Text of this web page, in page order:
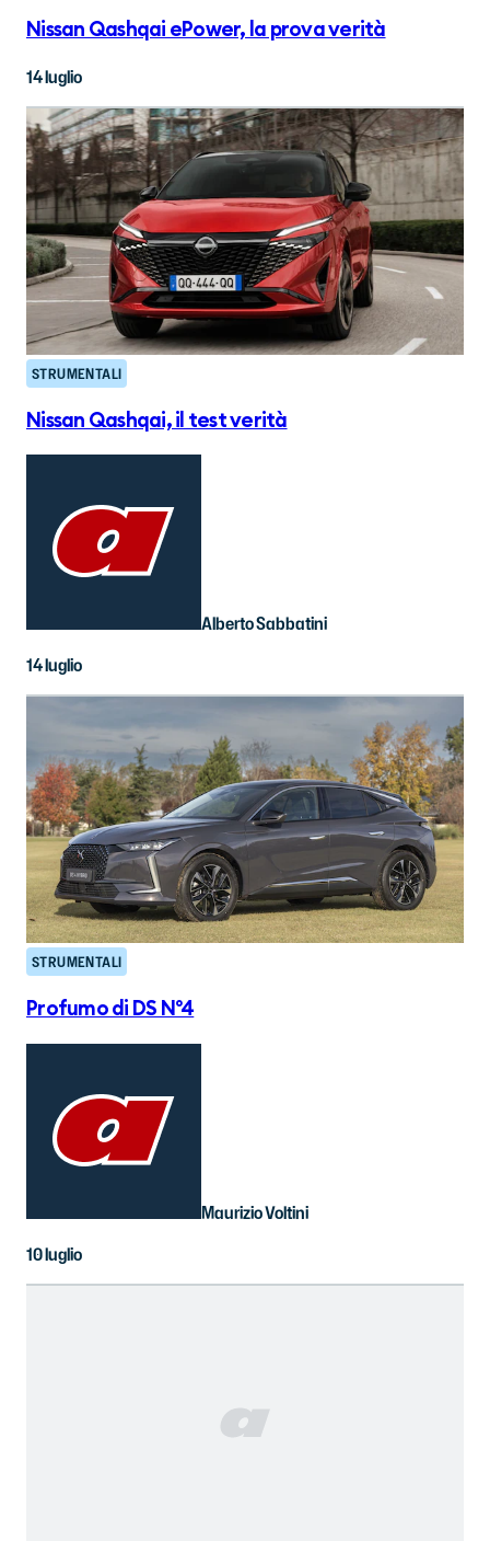
Nissan Qashqai ePower, la prova verità
14 luglio
STRUMENTALI
Nissan Qashqai, il test verità
Alberto Sabbatini
14 luglio
STRUMENTALI
Profumo di DS N°4
Maurizio Voltini
10 luglio